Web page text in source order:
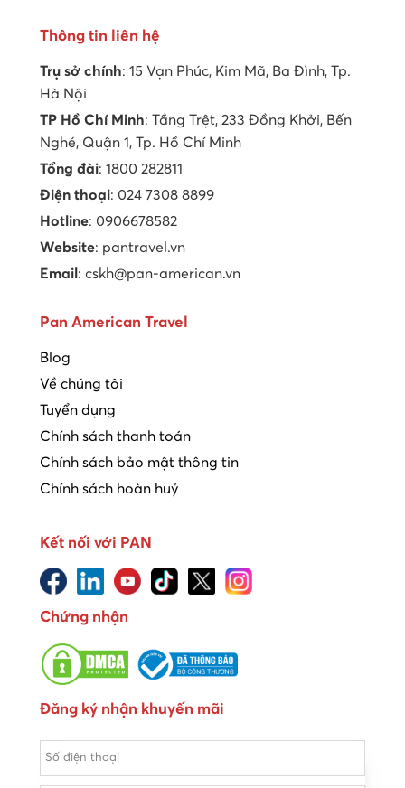
Thông tin liên hệ
Trụ sở chính: 15 Vạn Phúc, Kim Mã, Ba Đình, Tp.
Hà Nội
TP Hồ Chí Minh: Tầng Trệt, 233 Đồng Khởi, Bến
Nghé, Quận 1, Tp. Hồ Chí Minh
Tổng đài: 1800 282811
Điện thoại: 024 7308 8899
Hotline: 0906678582
Website: pantravel.vn
Email : cskh@pan-american.vn
Pan American Travel
Blog
Về chúng tôi
Tuyển dụng
Chính sách thanh toán
Chính sách bảo mật thông tin
Chính sách hoàn huỷ
Kết nối với PAN
Chứng nhận
Đăng ký nhận khuyến mãi